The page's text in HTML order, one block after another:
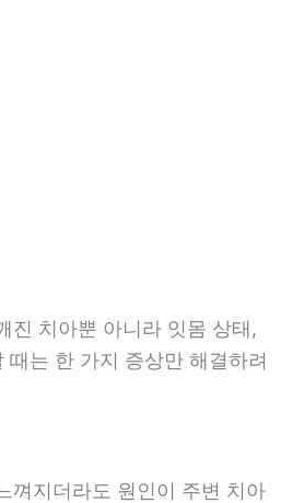
진 치아뿐 아니라 잇몸 상태,
는 한 가지 증상만 해결하려
껴지더라도 원인이 주변 치아